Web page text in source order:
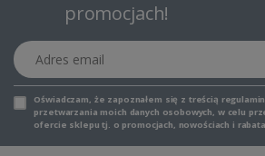
promocjach!
Adres email
Oświadczam, że zapoznałem się z treścią
przetwarzania moich danych osobowych, w celu
ofercie sklepu tj. o promocjach, nowościach i